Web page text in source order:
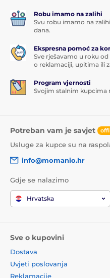
Robu imamo na zalihi
Svu robu imamo na
dana.
Ekspresna pomoć za
Sve rješavamo u roku
o reklamaciji, upitima ili
Program vjernosti
Svojim stalnim kupcima
Potreban vam je savjet
Usluge za kupce su na
info@momanio.hr
Gdje se nalazimo
Hrvatska
Sve o kupovini
Dostava
Uvjeti poslovanja
Reklamacije